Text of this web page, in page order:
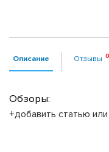
Описание Отзывы
Обзоры:
+добавить статью